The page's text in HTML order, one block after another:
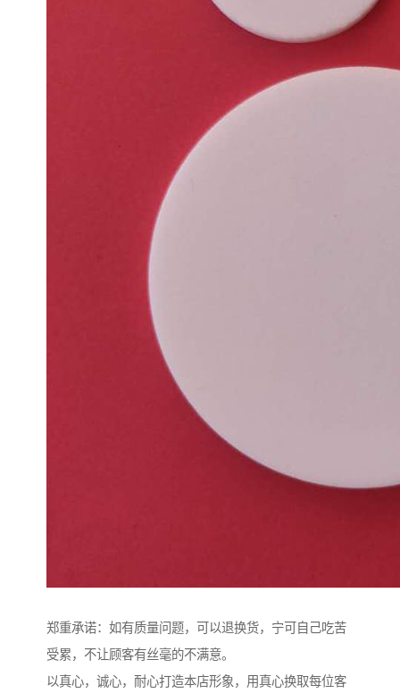
郑重承诺：如有质量问题，可以退换货，宁可自己吃苦
受累，不让顾客有丝毫的不满意。
以真心，诚心，耐心打造本店形象，用真心换取每位客